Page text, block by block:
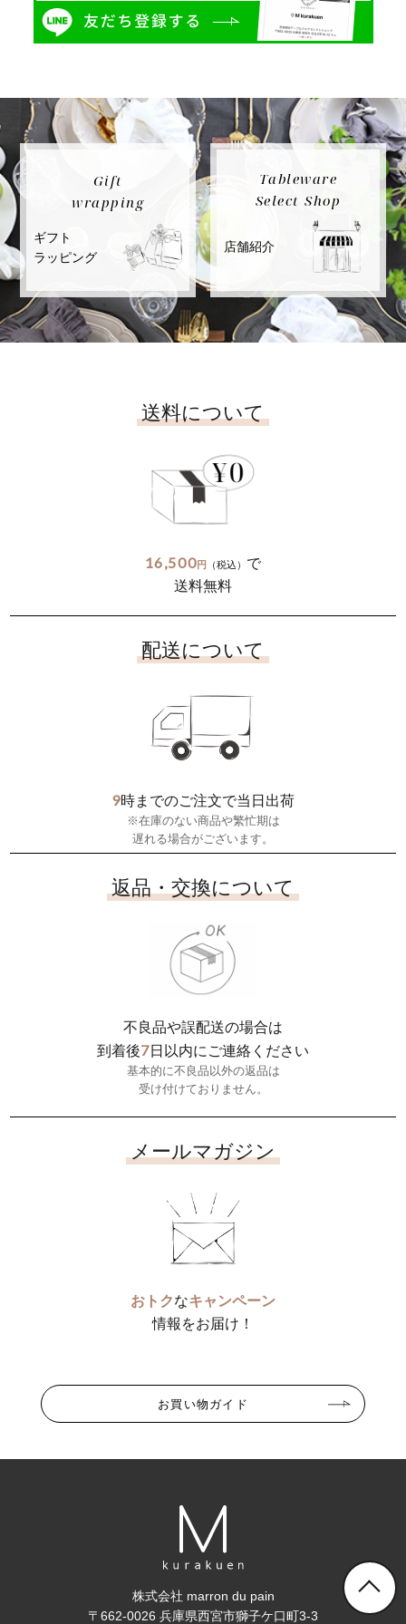
Gift
wrapping
ギフト
ラッピング
Tableware
Select Shop
店舗紹介
送料について
16,500円 （税込） で
送料無料
配送について
9時までのご注文で当日出荷
※在庫のない商品や繁忙期は
遅れる場合がございます。
返品・交換について
不良品や誤配送の場合は
到着後7日以内にご連絡ください
基本的に不良品以外の返品は
受け付けておりません。
メールマガジン
おトクなキャンペーン
情報をお届け！
お買い物ガイド
株式会社 marron du pain
〒662-0026 兵庫県西宮市獅子ケ口町3-3